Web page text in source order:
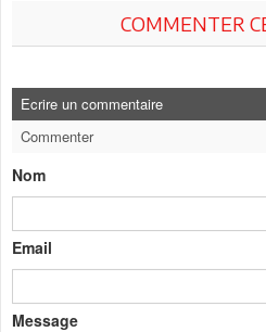
COMMENTER
Ecrire un commentaire
Commenter
Nom
Email
Message